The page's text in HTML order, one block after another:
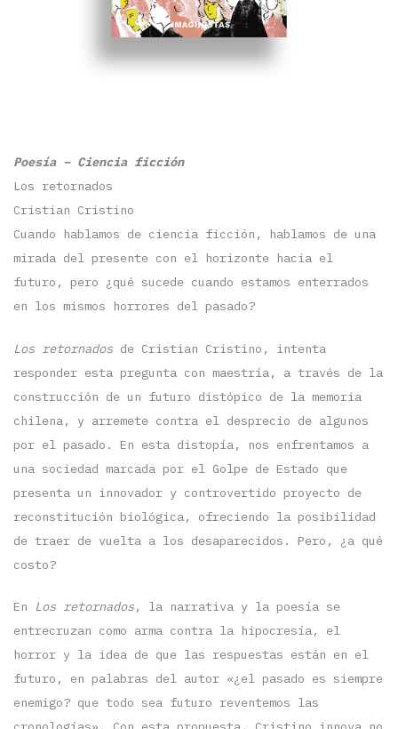
Poesía – Ciencia ficción
Los retornados
Cristian Cristino
Cuando hablamos de ciencia ficción, hablamos de una
mirada del presente con el horizonte hacia el
futuro, pero ¿qué sucede cuando estamos enterrados
en los mismos horrores del pasado?
Los retornados de Cristian Cristino, intenta
responder esta pregunta con maestría, a través de la
construcción de un futuro distópico de la memoria
chilena, y arremete contra el desprecio de algunos
por el pasado. En esta distopía, nos enfrentamos a
una sociedad marcada por el Golpe de Estado que
presenta un innovador y controvertido proyecto de
reconstitución biológica, ofreciendo la posibilidad
de traer de vuelta a los desaparecidos. Pero, ¿a qué
costo?
En Los retornados, la narrativa y la poesía se
entrecruzan como arma contra la hipocresía, el
horror y la idea de que las respuestas están en el
futuro, en palabras del autor «¿el pasado es siempre
enemigo? que todo sea futuro reventemos las